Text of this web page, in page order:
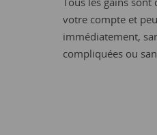
votre compte et
immédiatement,
compliquées ou